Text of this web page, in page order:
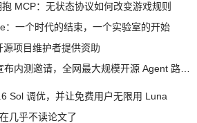
MCP：无状态协议如何改变游戏规则
：一个时代的结束，一个实验室的开始
项目维护者提供资助
Sol 调优，并让免费用户无限用 Luna
几乎不读论文了